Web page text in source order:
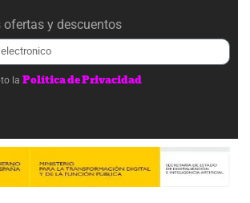
ofertas y descuentos
la Política de Privacidad